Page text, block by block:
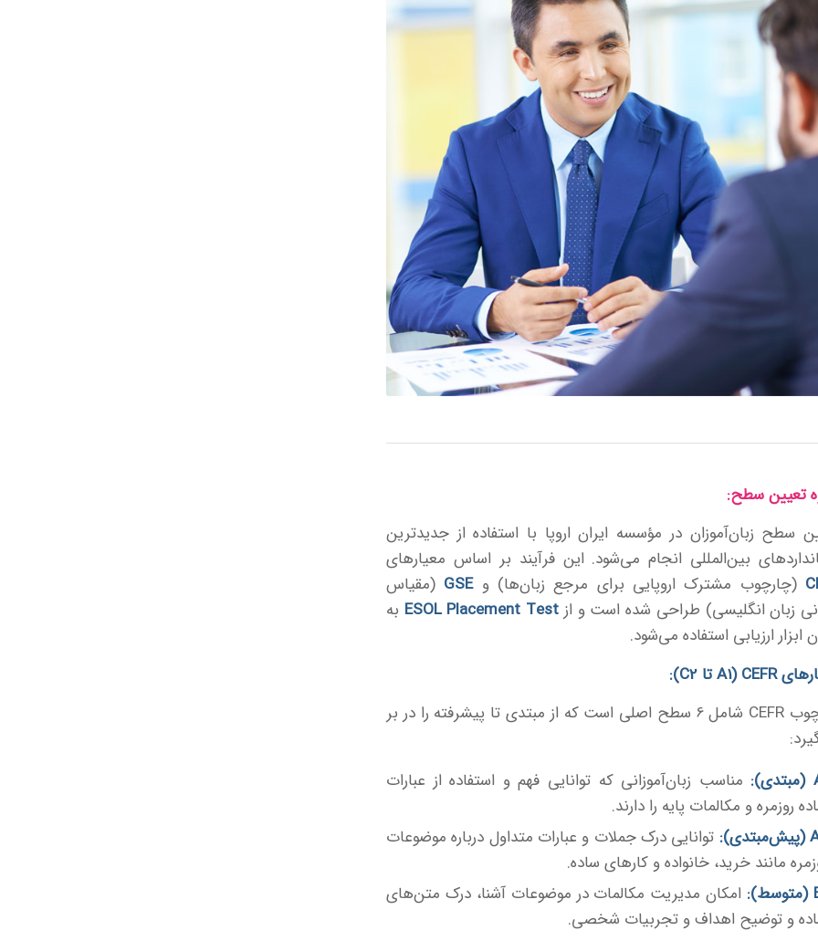
تعیین سطح:
سطح زبان‌آموزان در مؤسسه ایران اروپا با استفاده از جدیدترین
بین‌المللی انجام می‌شود. این فرآیند بر اساس معیارهای
(چارچوب مشترک اروپایی برای مرجع زبان‌ها) وGSE (مقیاس
زبان انگلیسی) طراحی شده است و از ESOL Placement Test به
ابزار ارزیابی استفاده می‌شود.
CEFR (A1 تا
چارچوب CEFR شامل 6 سطح اصلی است که از مبتدی تا پیشرفته را در بر
مبتدی): مناسب زبان‌آموزانی که توانایی فهم و استفاده از عبارات
روزمره و مکالمات پایه را دارند.
پیش‌مبتدی): توانایی درک جملات و عبارات متداول درباره موضوعات
مانند خرید، خانواده و کارهای ساده.
متوسط): امکان مدیریت مکالمات در موضوعات آشنا، درک متن‌های
و توضیح اهداف و تجربیات شخصی.